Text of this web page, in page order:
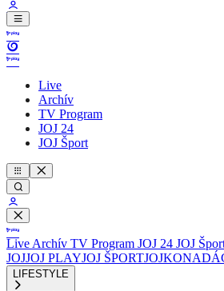
Live
Archív
TV Program
JOJ 24
JOJ Šport
Live Archív TV Program JOJ 24 JOJ
JOJJOJ PLAYJOJ ŠPORTJOJKO
LIFESTYLE